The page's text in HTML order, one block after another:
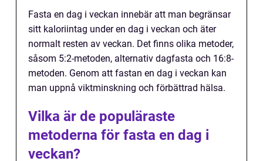
Fasta en dag i veckan innebär att man begränsar
sitt kaloriintag under en dag i veckan och äter
normalt resten av veckan. Det finns olika metoder,
såsom 5:2-metoden, alternativ dagfasta och 16:8-
metoden. Genom att fastan en dag i veckan kan
man uppnå viktminskning och förbättrad hälsa.
Vilka är de populäraste
metoderna för fasta en dag i
veckan?